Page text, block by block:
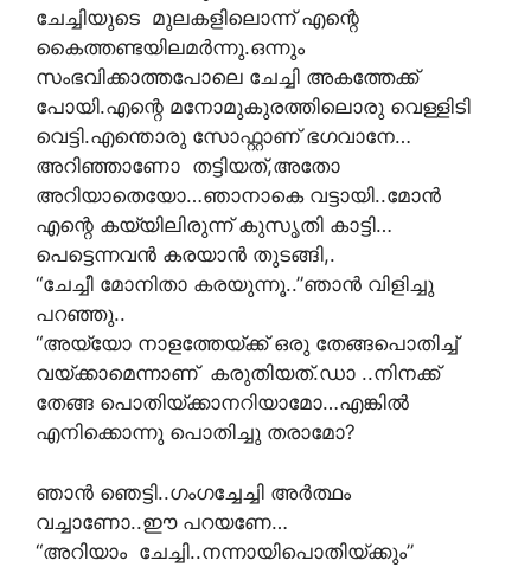
ചേച്ചിയുടെ മുലകളിലൊന്ന് എന്റെ
കൈത്തണ്ടയിലമർന്നു.ഒന്നും
സംഭവിക്കാത്തപോലെ ചേച്ചി അകത്തേക്ക്
പോയി.എന്റെ മനോമുകുരത്തിലൊരു വെള്ളിടി
വെട്ടി.എന്തൊരു സോഫ്റ്റാണ് ഭഗവാനേ…
അറിഞ്ഞാണോ തട്ടിയത്,അതോ
അറിയാതെയോ…ഞാനാകെ വട്ടായി..മോൻ
എന്റെ കയ്യിലിരുന്ന് കുസൃതി കാട്ടി…
പെട്ടെന്നവൻ കരയാൻ തുടങ്ങി,.
“ചേച്ചീ മോനിതാ കരയുന്നൂ..”ഞാൻ വിളിച്ചു
പറഞ്ഞു..
“അയ്യോ നാളത്തേയ്ക്ക് ഒരു തേങ്ങപൊതിച്ച്
വയ്ക്കാമെന്നാണ് കരുതിയത്.ഡാ ..നിനക്ക്
തേങ്ങ പൊതിയ്ക്കാനറിയാമോ…എങ്കിൽ
എനിക്കൊന്നു പൊതിച്ചു തരാമോ?
ഞാൻ ഞെട്ടി..ഗംഗച്ചേച്ചി അർത്ഥം
വച്ചാണോ..ഈ പറയണേ…
“അറിയാം ചേച്ചി..നന്നായിപൊതിയ്ക്കും”